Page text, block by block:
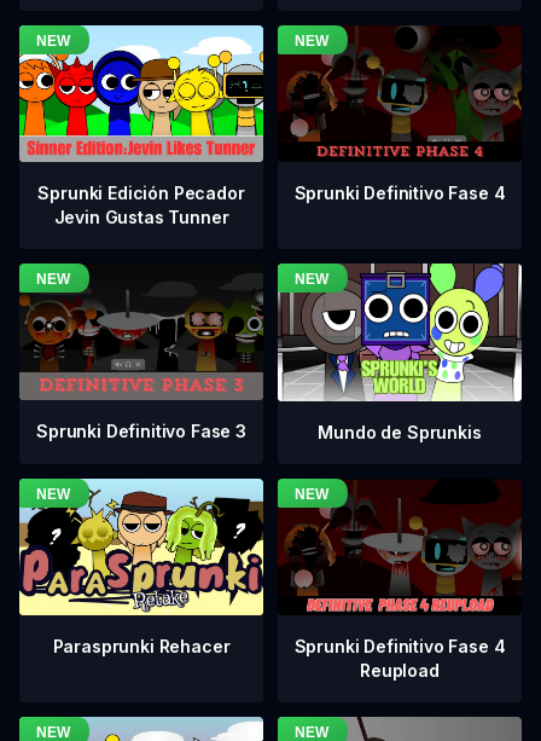
Sprunki Edición Pecador
Jevin Gustas Tunner
Sprunki Definitivo Fase 4
Sprunki Definitivo Fase 3 Mundo de Sprunkis
Parasprunki Rehacer
Sprunki Definitivo Fase 4
Reupload